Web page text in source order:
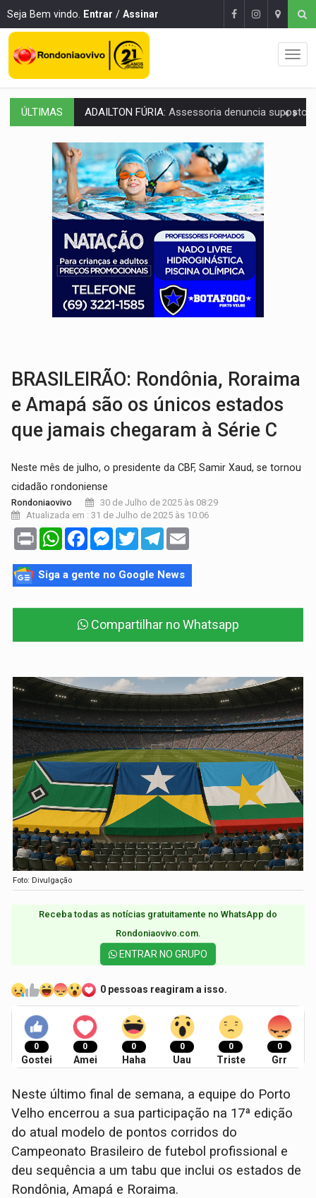
Seja Bem vindo. Entrar / Assinar
ÚLTIMAS VÍDEO:Motoboy de delivery sofre fratura após mulher
ELEIÇÕES 2026:Ulisses Guimarães e as nuvens no céu de Rondônia –
DECISÃO REVISADA:Nunes Marques reduz pena de Acir Gurgacz e declara
CONEXÃO RONDONIAOVIVO:Museólogo Antônio Ocampo lança livro
ELEIÇÕES 2026:Patrimônio de candidata a deputada federal do PL salta R$ 1
VÍDEO:Quadrilha é flagrada com cerca de 200 porções
BAIRRO TEIXEIRÃO:MPF cobra regularização fundiária da
SUCESSO NA ABERTURA: 2ª Feira Rondônia Empreendedora segue no Espaço
ADAILTON FÚRIA:
BRASILEIRÃO: Rondônia, Roraima
e Amapá são os únicos estados
que jamais chegaram à Série C
Neste mês de julho, o presidente da CBF, Samir Xaud, se tornou
cidadão rondoniense
Rondoniaovivo
30 de Julho de 2025 às 08:29
Atualizada em : 31 de Julho de 2025 às 10:06
Print WhatsAppFacebookMessenger
TwitterTelegram
Siga a gente no Google News
Compartilhar no Whatsapp
Foto: Divulgação
Receba todas as notícias gratuitamente no WhatsApp do
Rondoniaovivo.com.​
ENTRAR NO GRUPO
0 pessoas reagiram a isso.
0
Gostei
0
Amei
0
Haha
0
Uau
0
Triste
0
Grr
Neste último final de semana, a equipe do Porto
Velho encerrou a sua participação na 17ª edição
do atual modelo de pontos corridos do
Campeonato Brasileiro de futebol profissional e
deu sequência a um tabu que inclui os estados de
Rondônia, Amapá e Roraima.